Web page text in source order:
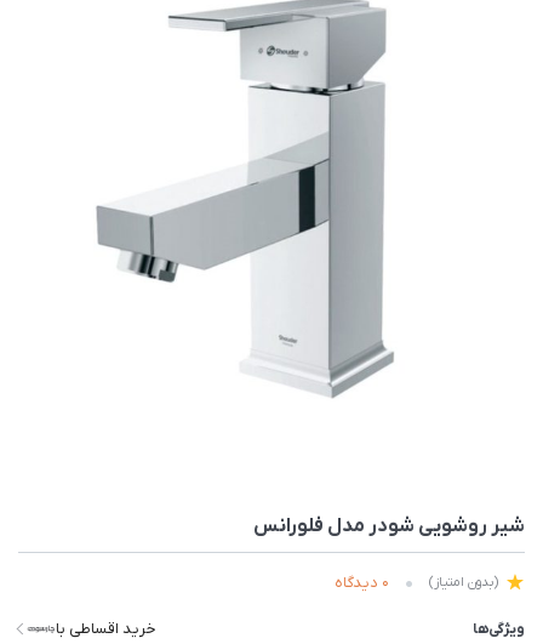
شیر روشویی شودر مدل فلورانس
(بدون امتیاز) 0 دیدگاه
ویژگی‌ها خرید اقساطی با